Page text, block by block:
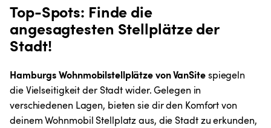
Top-Spots: Finde die
angesagtesten Stellplätze der
Stadt!
Hamburgs Wohnmobilstellplätze von VanSite spiegeln
die Vielseitigkeit der Stadt wider. Gelegen in
verschiedenen Lagen, bieten sie dir den Komfort von
deinem Wohnmobil Stellplatz aus, die Stadt zu erkunden,